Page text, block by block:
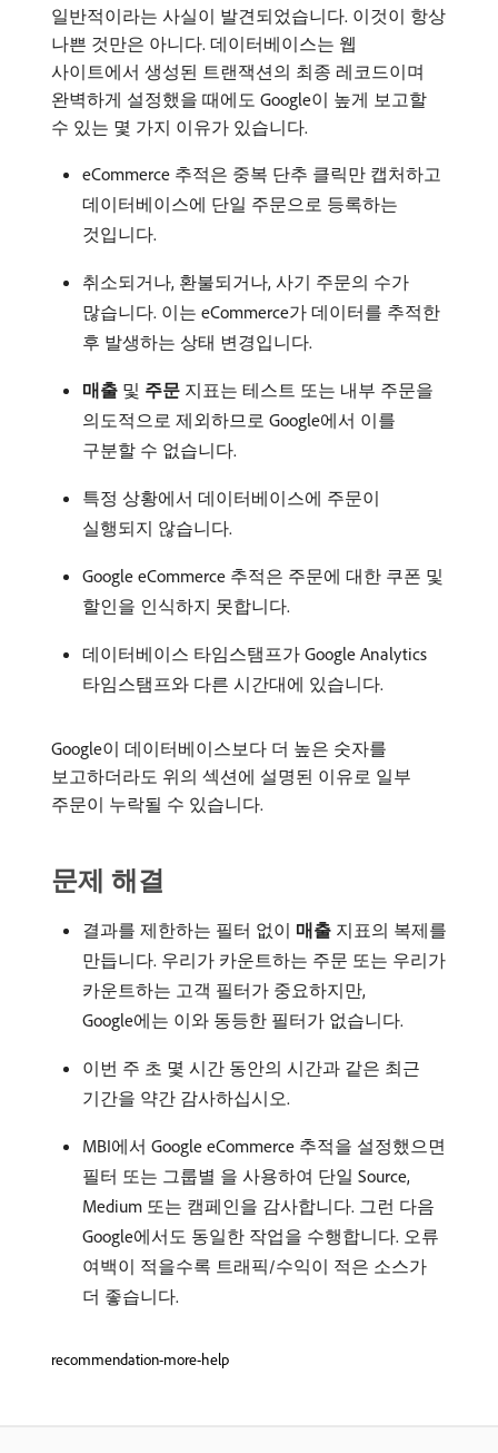
일반적이라는 사실이 발견되었습니다. 이것이 항상
나쁜 것만은 아니다. 데이터베이스는 웹
사이트에서 생성된 트랜잭션의 최종 레코드이며
완벽하게 설정했을 때에도 Google이 높게 보고할
수 있는 몇 가지 이유가 있습니다.
eCommerce 추적은 중복 단추 클릭만 캡처하고
데이터베이스에 단일 주문으로 등록하는
것입니다.
취소되거나, 환불되거나, 사기 주문의 수가
많습니다. 이는 eCommerce가 데이터를 추적한
후 발생하는 상태 변경입니다.
매출 및 주문 지표는 테스트 또는 내부 주문을
의도적으로 제외하므로 Google에서 이를
구분할 수 없습니다.
특정 상황에서 데이터베이스에 주문이
실행되지 않습니다.
Google eCommerce 추적은 주문에 대한 쿠폰 및
할인을 인식하지 못합니다.
데이터베이스 타임스탬프가 Google Analytics
타임스탬프와 다른 시간대에 있습니다.
Google이 데이터베이스보다 더 높은 숫자를
보고하더라도 위의 섹션에 설명된 이유로 일부
주문이 누락될 수 있습니다.
문제 해결
결과를 제한하는 필터 없이 매출 지표의 복제를
만듭니다. 우리가 카운트하는 주문 또는 우리가
카운트하는 고객 필터가 중요하지만,
Google에는 이와 동등한 필터가 없습니다.
이번 주 초 몇 시간 동안의 시간과 같은 최근
기간을 약간 감사하십시오.
MBI에서 Google eCommerce 추적을 설정했으면
필터 또는 그룹별 을 사용하여 단일 Source,
Medium 또는 캠페인을 감사합니다. 그런 다음
Google에서도 동일한 작업을 수행합니다. 오류
여백이 적을수록 트래픽/수익이 적은 소스가
더 좋습니다.
recommendation-more-help